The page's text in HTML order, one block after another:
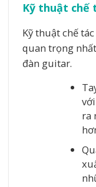
Kỹ thuật chế
Kỹ thuật chế
quan trọng
đàn guitar.
ra